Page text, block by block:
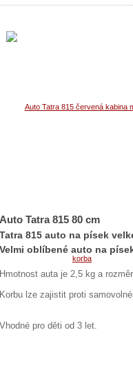
Auto Tatra 815 80 cm
Tatra 815 auto na písek
Velmi oblíbené auto na
Hmotnost auta je 2,5 kg a
Korbu lze zajistit proti
Vhodné pro děti od 3 let.